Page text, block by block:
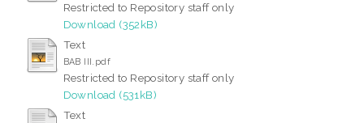
Restricted to Repository staff only
Download (352kB)
Text
BAB III.pdf
Restricted to Repository staff only
Download (531kB)
Text